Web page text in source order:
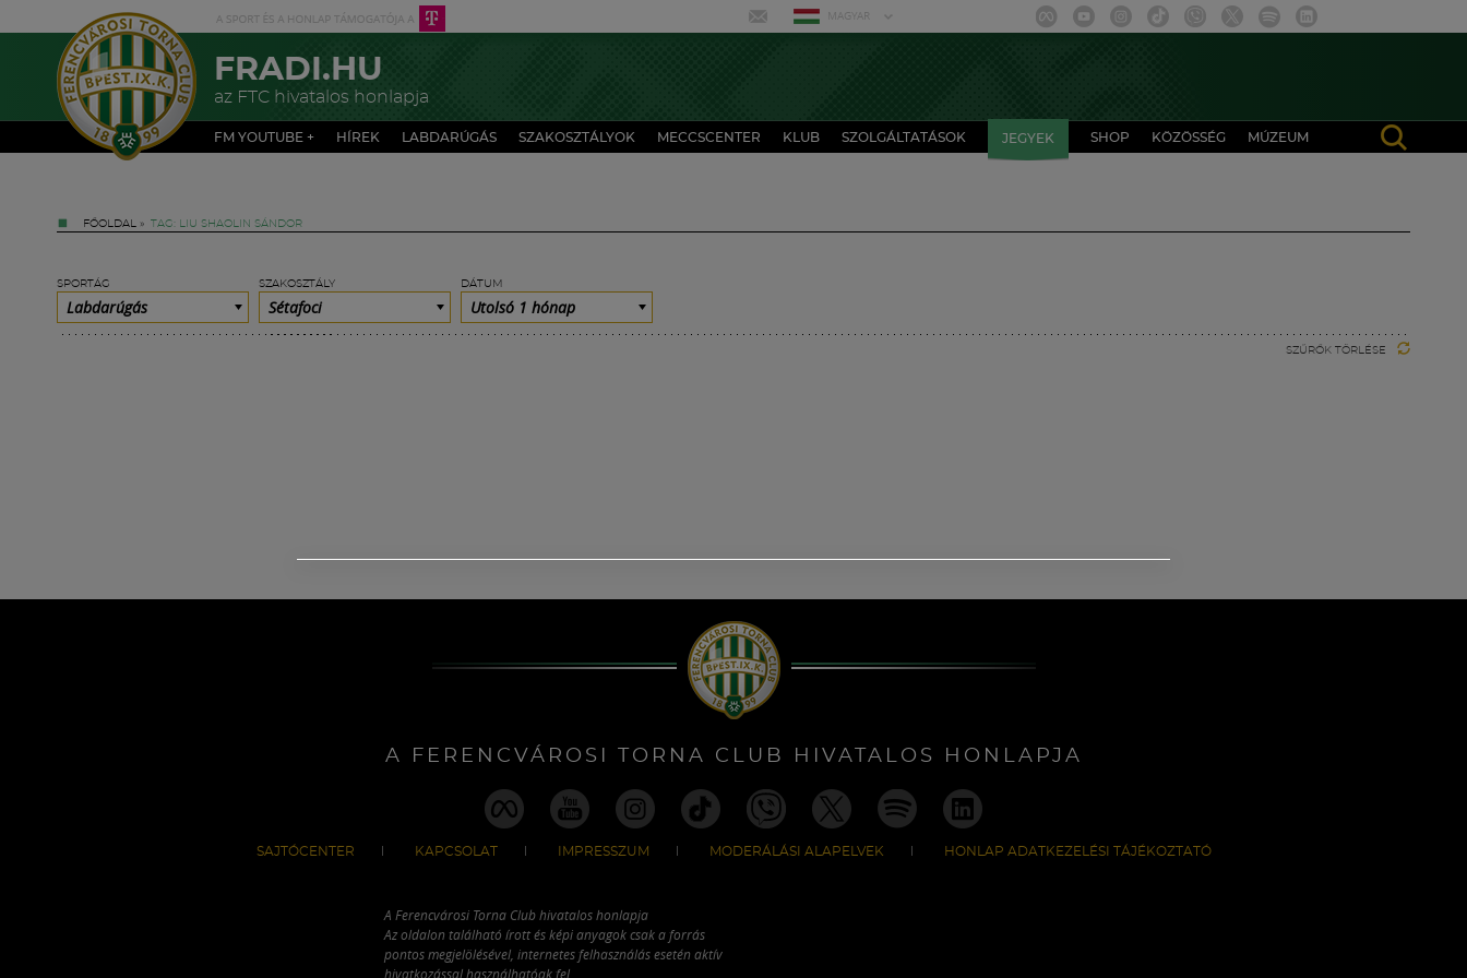
MAGYAR
FRADI.HU
az FTC hivatalos honlapja
FM YOUTUBE + HÍREK LABDARÚGÁS SZAKOSZTÁLYOK MECCSCENTER KLUB SZOLGÁLTATÁSOK JEGYEK SHOP KÖZÖSSÉG MÚZEUM
FŐOLDAL » TAG: LIU SHAOLIN SÁNDOR
SPORTÁG
Labdarúgás
SZAKOSZTÁLY
Sétafoci
DÁTUM
Utolsó 1 hónap
SZŰRŐK TÖRLÉSE
A FERENCVÁROSI TORNA CLUB HIVATALOS HONLAPJA
SAJTÓCENTER KAPCSOLAT IMPRESSZUM MODERÁLÁSI ALAPELVEK HONLAP ADATKEZELÉSI TÁJÉKOZTATÓ
A Ferencvárosi Torna Club hivatalos honlapja
Az oldalon található írott és képi anyagok csak a forrás
pontos megjelölésével, internetes felhasználás esetén aktív
hivatkozással használhatóak fel.